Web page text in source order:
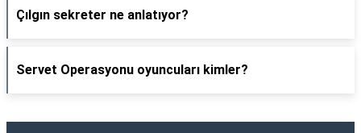
Çılgın sekreter ne anlatıyor?
Servet Operasyonu oyuncuları kimler?